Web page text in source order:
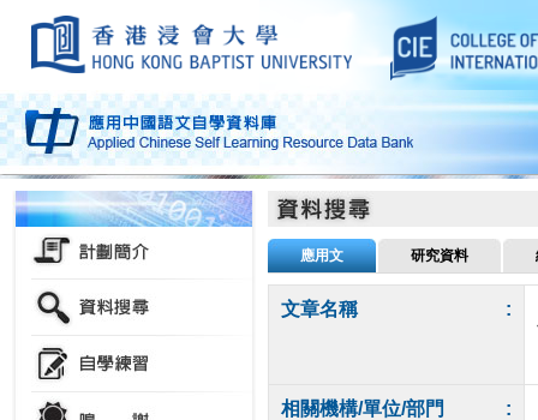
應用文 研究資料
文章名稱 :
相關機構/單位/部門 :